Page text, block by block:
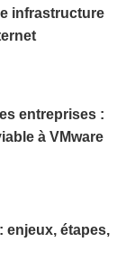
infrastructure
entreprises :
à VMware
enjeux, étapes,